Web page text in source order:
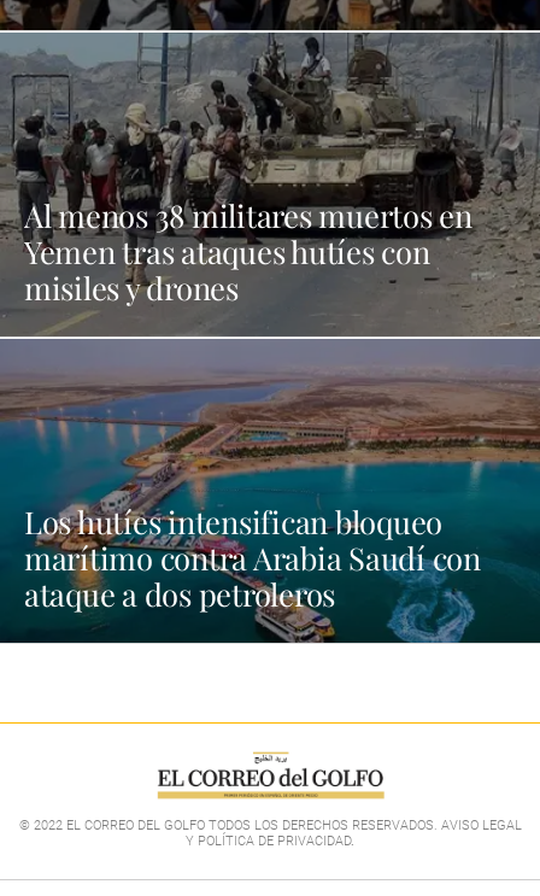
Al menos 38 militares muertos en
Yemen tras ataques hutíes con
misiles y drones
Los hutíes intensifican bloqueo
marítimo contra Arabia Saudí con
ataque a dos petroleros
© 2022 EL CORREO DEL GOLFO TODOS LOS DERECHOS RESERVADOS. AVISO LEGAL
Y POLÍTICA DE PRIVACIDAD.